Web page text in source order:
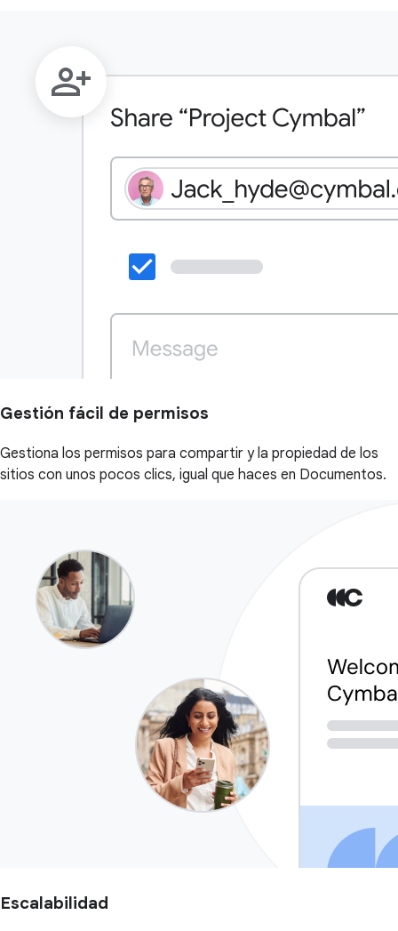
Gestión fácil de permisos
Gestiona los permisos para compartir y la propiedad de los
sitios con unos pocos clics, igual que haces en Documentos.
Escalabilidad